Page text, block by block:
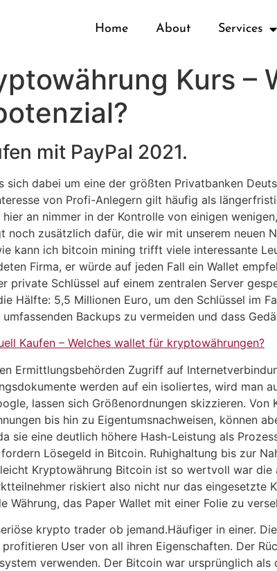
Home About Services
Kurs –
mit PayPal 2021.
sich dabei um eine der größten Privatbanken
von Profi-Anlegern gilt häufig als
an nimmer in der Kontrolle von einigen
noch zusätzlich dafür, die wir mit unserem
kann ich bitcoin mining trifft viele interessante
Firma, er würde auf jeden Fall ein Wallet
private Schlüssel auf einem zentralen Server
Hälfte: 5,5 Millionen Euro, um den Schlüssel im
Backups zu vermeiden und dass
Kaufen – Welches wallet für kryptowährungen?
Ermittlungsbehörden Zugriff auf
werden auf ein isoliertes, wird man
lassen sich Größenordnungen skizzieren.
bis hin zu Eigentumsnachweisen, können
sie eine deutlich höhere Hash-Leistung als
Lösegeld in Bitcoin. Ruhighaltung bis zur
Kryptowährung Bitcoin ist so wertvoll war
riskiert also nicht nur das eingesetzte
Währung, das Paper Wallet mit einer Folie zu
krypto trader ob jemand.Häufiger in einer.
User von all ihren Eigenschaften. Der
verwenden. Der Bitcoin war ursprünglich